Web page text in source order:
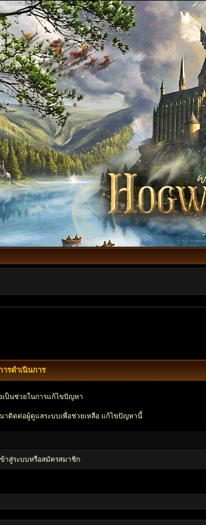
รดำเนินการ
ป็นช่วยในการแก้ไขปัญหา
ติตด่อผู้ดูแลระบบเพื่อช่วยเหลือ แก้ไขปัญหานี้
าสู่ระบบหรือสมัครสมาชิก